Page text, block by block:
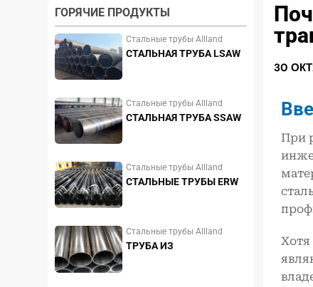
ГОРЯЧИЕ ПРОДУКТЫ
Стальные трубы Allland
СТАЛЬНАЯ ТРУБА LSAW
Стальные трубы Allland
СТАЛЬНАЯ ТРУБА SSAW
Стальные трубы Allland
СТАЛЬНЫЕ ТРУБЫ ERW
Стальные трубы Allland
ТРУБА ИЗ
30
При